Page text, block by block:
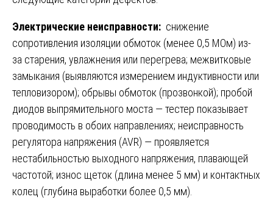
Электрические неисправности: снижение
сопротивления изоляции обмоток (менее 0,5 МОм) из-
за старения, увлажнения или перегрева; межвитковые
замыкания (выявляются измерением индуктивности или
тепловизором); обрывы обмоток (прозвонкой); пробой
диодов выпрямительного моста — тестер показывает
проводимость в обоих направлениях; неисправность
регулятора напряжения (AVR) — проявляется
нестабильностью выходного напряжения, плавающей
частотой; износ щеток (длина менее 5 мм) и контактных
колец (глубина выработки более 0,5 мм).